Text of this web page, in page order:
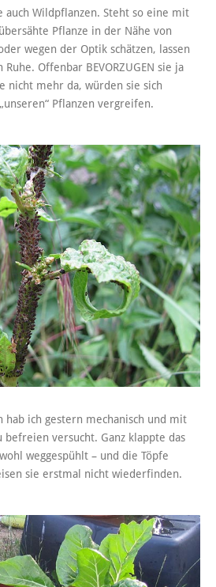
auch Wildpflanzen. Steht so eine mit
Pflanze in der Nähe von
wegen der Optik schätzen, lassen
Offenbar BEVORZUGEN sie ja
nicht mehr da, würden sie sich
Pflanzen vergreifen.
hab ich gestern mechanisch und mit
befreien versucht. Ganz klappte das
weggespühlt – und die Töpfe
sie erstmal nicht wiederfinden.